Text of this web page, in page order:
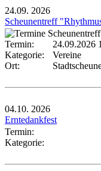
24.09. 2026
Scheunentreff
Termin:
24.09.2026
Kategorie:
Vereine
Ort:
04.10. 2026
Erntedankfest
Termin:
Kategorie: